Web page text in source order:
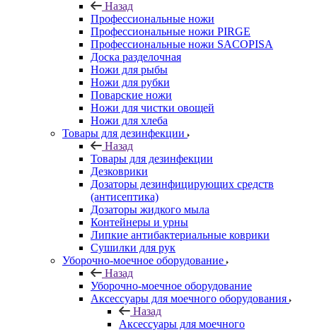
Назад
Профессиональные ножи
Профессиональные ножи PIRGE
Профессиональные ножи SACOPISA
Доска разделочная
Ножи для рыбы
Ножи для рубки
Поварские ножи
Ножи для чистки овощей
Ножи для хлеба
Товары для дезинфекции
Назад
Товары для дезинфекции
Дезковрики
Дозаторы дезинфицирующих средств
(антисептика)
Дозаторы жидкого мыла
Контейнеры и урны
Липкие антибактериальные коврики
Сушилки для рук
Уборочно-моечное оборудование
Назад
Уборочно-моечное оборудование
Аксессуары для моечного оборудования
Назад
Аксессуары для моечного